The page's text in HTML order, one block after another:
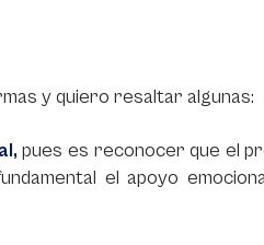
y quiero resaltar algunas:
pues es reconocer que el
el apoyo